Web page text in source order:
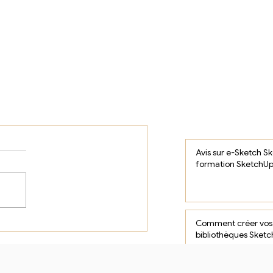
Avis sur e-Sketch
formation
Comment créer
bibliothèques